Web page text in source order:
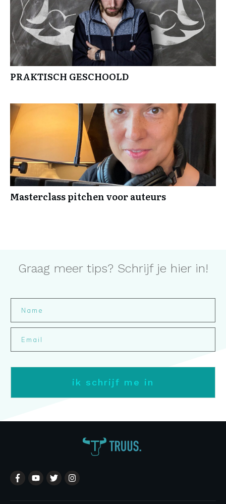
PRAKTISCH GESCHOOLD
Masterclass pitchen voor auteurs
Graag meer tips? Schrijf je hier in!
ik schrijf me in